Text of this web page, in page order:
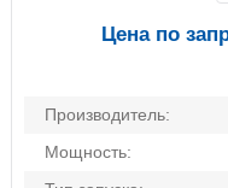
Производитель:
Мощность:
Цена по